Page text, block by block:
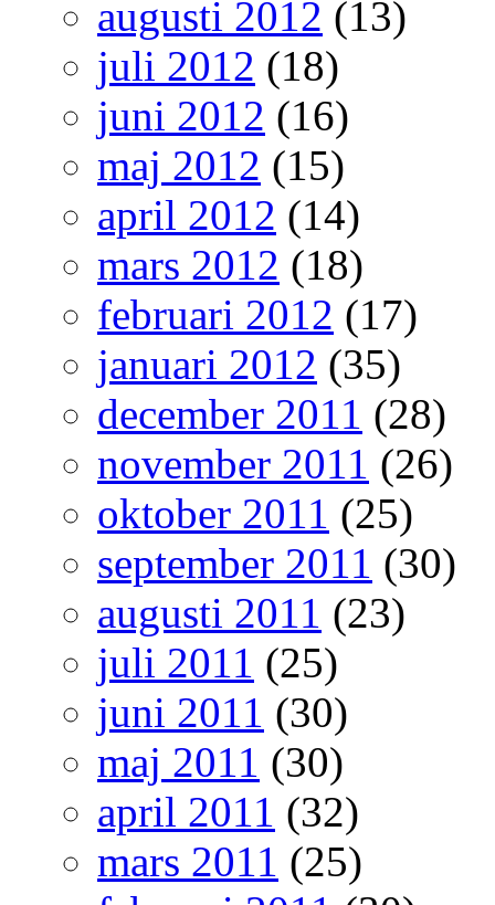
augusti 2012 (13)
juli 2012 (18)
juni 2012 (16)
maj 2012 (15)
april 2012 (14)
mars 2012 (18)
februari 2012 (17)
januari 2012 (35)
december 2011 (28)
november 2011 (26)
oktober 2011 (25)
september 2011 (30)
augusti 2011 (23)
juli 2011 (25)
juni 2011 (30)
maj 2011 (30)
april 2011 (32)
mars 2011 (25)